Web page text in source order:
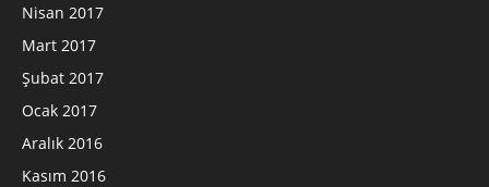
Nisan 2017
Mart 2017
Şubat 2017
Ocak 2017
Aralık 2016
Kasım 2016